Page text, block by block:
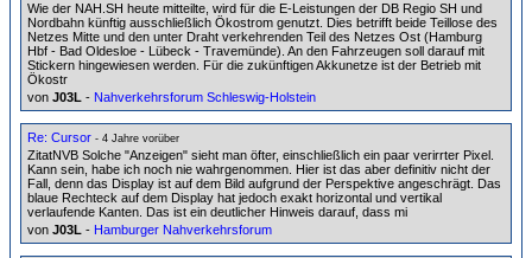
Wie der NAH.SH heute mitteilte, wird für die E-Leistungen der DB Regio SH und
Nordbahn künftig ausschließlich Ökostrom genutzt. Dies betrifft beide Teillose des
Netzes Mitte und den unter Draht verkehrenden Teil des Netzes Ost (Hamburg
Hbf - Bad Oldesloe - Lübeck - Travemünde). An den Fahrzeugen soll darauf mit
Stickern hingewiesen werden. Für die zukünftigen Akkunetze ist der Betrieb mit
Ökostr
von J03L - Nahverkehrsforum Schleswig-Holstein
Re: Cursor - 4 Jahre vorüber
ZitatNVB Solche "Anzeigen" sieht man öfter, einschließlich ein paar verirrter Pixel.
Kann sein, habe ich noch nie wahrgenommen. Hier ist das aber definitiv nicht der
Fall, denn das Display ist auf dem Bild aufgrund der Perspektive angeschrägt. Das
blaue Rechteck auf dem Display hat jedoch exakt horizontal und vertikal
verlaufende Kanten. Das ist ein deutlicher Hinweis darauf, dass mi
von J03L - Hamburger Nahverkehrsforum